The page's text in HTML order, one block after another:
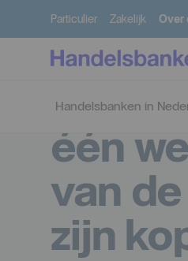
Particulier Zakelijk Over
Handelsbanken in
Van
één
van
zijn